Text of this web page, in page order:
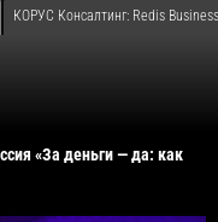
​КОРУС Консалтинг: Redis
«За деньги — да: как